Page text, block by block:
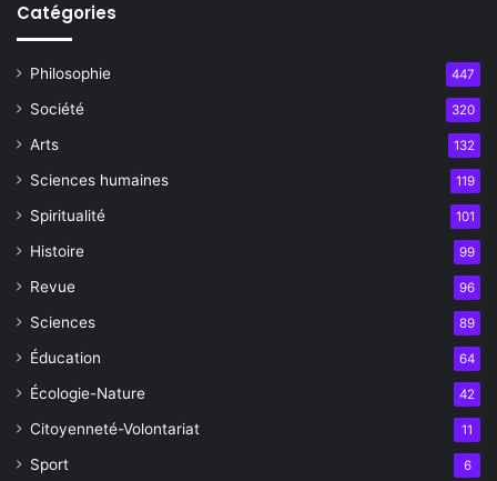
Catégories
Philosophie 447
Société 320
Arts 132
Sciences humaines 119
Spiritualité 101
Histoire 99
Revue 96
Sciences 89
Éducation 64
Écologie-Nature 42
Citoyenneté-Volontariat 11
Sport 6